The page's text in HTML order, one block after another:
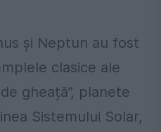
și Neptun au fost
clasice ale
gheață”, planete
Sistemului Solar,